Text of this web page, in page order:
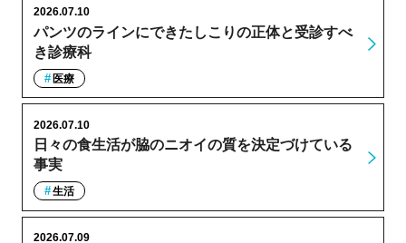
パンツのラインにできたしこりの正体と受診すべ
き診療科
2026.07.10
医療
日々の食生活が脇のニオイの質を決定づけている
事実
2026.07.10
生活
2026.07.09